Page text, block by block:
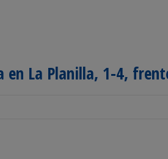
La Planilla, 1-4,